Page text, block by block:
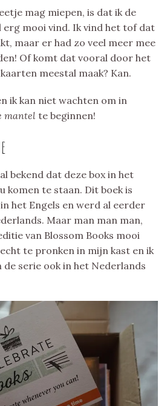
mag miepen, is dat ik de
erg mooi vind. Ik vind het tof dat
maar er had zo veel meer mee
Of komt dat vooral door het
meestal maak? Kan.
ik kan niet wachten om in
mantel te beginnen!
bekend dat deze box in het
komen te staan. Dit boek is
het Engels en werd al eerder
Maar man man man,
van Blossom Books mooi
te pronken in mijn kast en ik
serie ook in het Nederlands